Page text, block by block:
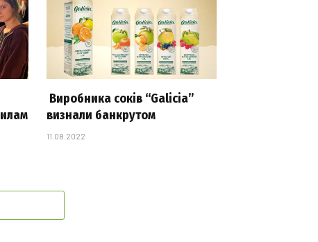
Виробника соків “Galicia”
визнали банкрутом
11.08.2022